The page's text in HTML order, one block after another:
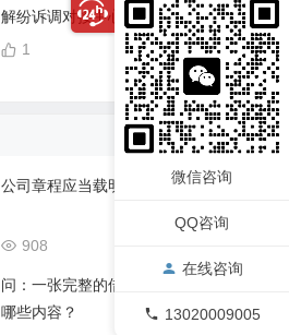
解纷诉调对接中心
04/14
1
公司章程应当载明的事项
908
问：一张完整的借条应该有
哪些内容？
微信咨询
QQ咨询
在线咨询
13020009005